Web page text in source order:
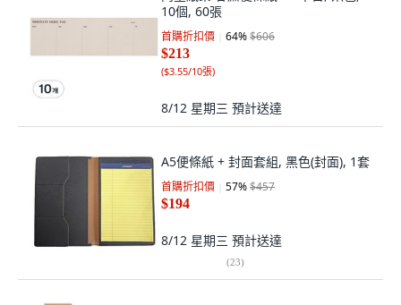
10個, 60張
首購折扣價 64%$606
$213
($3.55/10張)
8/12 星期三 預計送達
A5便條紙 + 封面套組, 黑色(封面), 1套
首購折扣價 57%$457
$194
8/12 星期三 預計送達
(23)